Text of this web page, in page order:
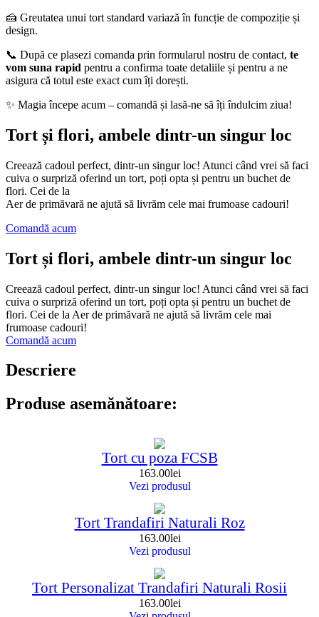
🍰 Greutatea unui tort standard variază în funcție de compoziție și
design.
📞 După ce plasezi comanda prin formularul nostru de contact, te
vom suna rapid pentru a confirma toate detaliile și pentru a ne
asigura că totul este exact cum îți dorești.
✨ Magia începe acum – comandă și lasă-ne să îți îndulcim ziua!
Tort și flori, ambele dintr-un singur loc
Creează cadoul perfect, dintr-un singur loc! Atunci când vrei să faci
cuiva o surpriză oferind un tort, poți opta și pentru un buchet de
flori. Cei de la
Aer de primăvară ne ajută să livrăm cele mai frumoase cadouri!
Comandă acum
Tort și flori, ambele dintr-un singur loc
Creează cadoul perfect, dintr-un singur loc! Atunci când vrei să faci
cuiva o surpriză oferind un tort, poți opta și pentru un buchet de
flori. Cei de la Aer de primăvară ne ajută să livrăm cele mai
frumoase cadouri!
Comandă acum
Descriere
Produse asemănătoare:
Tort cu poza FCSB
163.00lei
Vezi produsul
Tort Trandafiri Naturali Roz
163.00lei
Vezi produsul
Tort Personalizat Trandafiri Naturali Rosii
163.00lei